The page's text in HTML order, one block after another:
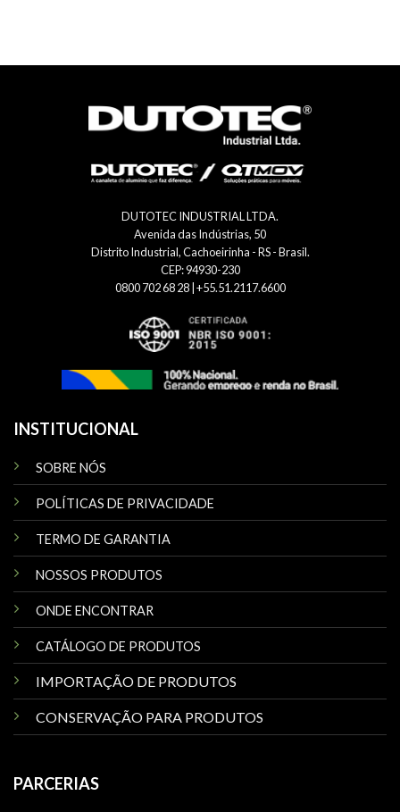
DUTOTEC INDUSTRIAL LTDA.
Avenida das Indústrias, 50
Distrito Industrial, Cachoeirinha - RS - Brasil.
CEP: 94930-230
0800 702 68 28 | +55.51.2117.6600
INSTITUCIONAL
SOBRE NÓS
POLÍTICAS DE PRIVACIDADE
TERMO DE GARANTIA
NOSSOS PRODUTOS
ONDE ENCONTRAR
CATÁLOGO DE PRODUTOS
IMPORTAÇÃO DE PRODUTOS
CONSERVAÇÃO PARA PRODUTOS
PARCERIAS